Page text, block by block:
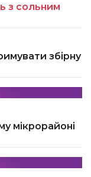
з сольним
збірну
мікрорайоні